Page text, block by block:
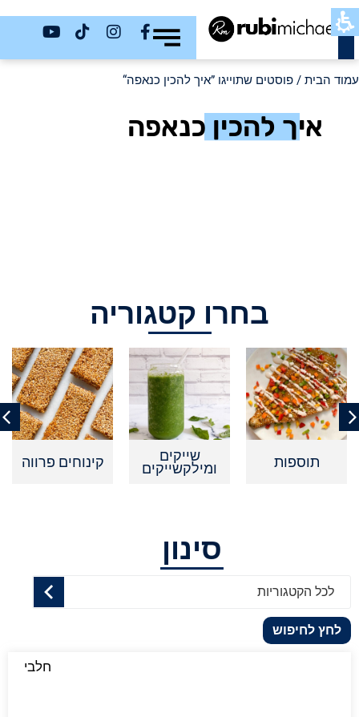
כשר
עמוד הבית / פוסטים שתוייגו ”איך להכין כנאפה“
איך להכין כנאפה
בחרו קטגוריה
ומילקשייקים קינוחים פרווה
סינון
לכל הקטגוריות
לחץ לחיפוש
חלבי